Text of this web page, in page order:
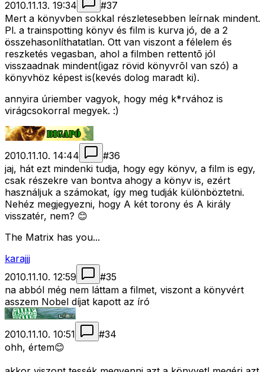
2010.11.13. 19:34 #37
Mert a könyvben sokkal részletesebben leírnak mindent.
Pl. a trainspotting könyv és film is kurva jó, de a 2
összehasonlíthatatlan. Ott van viszont a félelem és
reszketés vegasban, ahol a filmben rettentõ jól
visszaadnak mindent(igaz rövid könyvrõl van szó) a
könyvhöz képest is(kevés dolog maradt ki).
annyira úriember vagyok, hogy még k*rvához is
virágcsokorral megyek. :)
2010.11.10. 14:44 #36
jaj, hát ezt mindenki tudja, hogy egy könyv, a film is egy,
csak részekre van bontva ahogy a könyv is, ezért
használjuk a számokat, így meg tudják különböztetni.
Nehéz megjegyezni, hogy A két torony és A király
visszatér, nem? 😊
The Matrix has you...
karajjj
2010.11.10. 12:59
#35
na abból még nem láttam a filmet, viszont a könyvért
asszem Nobel díjat kapott az író
2010.11.10. 10:51 #34
ohh, értem😊